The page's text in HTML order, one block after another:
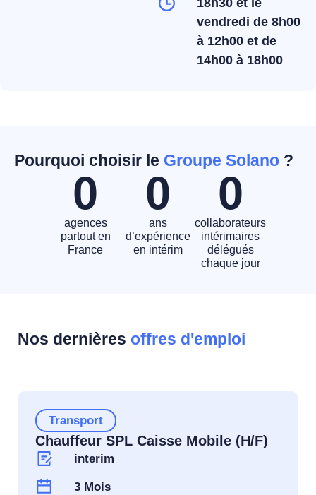
vendredi de 8h00
à 12h00 et de
14h00 à 18h00
Pourquoi choisir le Groupe Solano ?
agences
partout en
France
0
ans
d’expérience
en intérim
0
collaborateurs
intérimaires
délégués
chaque jour
0
Nos dernières offres d'emploi
Transport
Chauffeur SPL Caisse Mobile (H/F)
interim
3 Mois